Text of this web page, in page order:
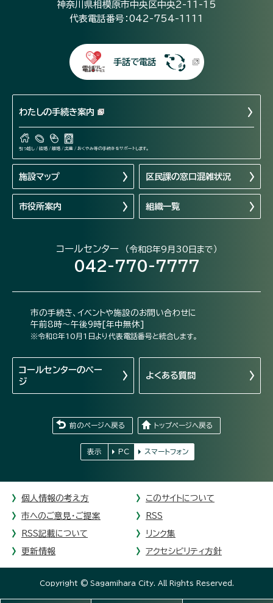
神奈川県相模原市中央区中央2-11-15
代表電話番号：042-754-1111
手話で電話
わたしの手続き案内
引っ越し / 結婚 / 離婚 / 出産 / おくやみ等の手続きをサポートします。
施設マップ 区民課の窓口混雑状況
市役所案内 組織一覧
コールセンター （令和8年9月30日まで）
042-770-7777
市の手続き、イベントや施設のお問い合わせに
午前8時～午後9時[年中無休]
※令和8年10月1日より代表電話番号と統合します。
コールセンターのペー
ジ
よくある質問
前のページへ戻る トップページへ戻る
表示 PC スマートフォン
個人情報の考え方 このサイトについて
市へのご意見・ご提案 RSS
RSS記載について リンク集
更新情報 アクセシビリティ方針
Copyright © Sagamihara City. All Rights Reserved.